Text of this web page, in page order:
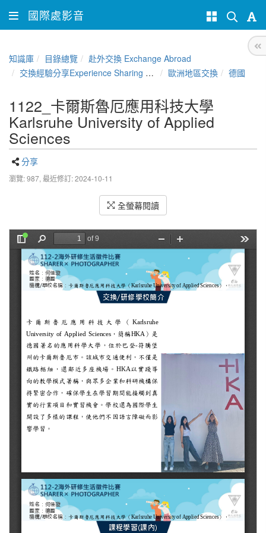
國際處影音
知識庫 目錄總覽
赴外交換 Exchange Abroad
交換經驗分享Experience Sharing of NCHU Exchange Program
歐洲地區交換 德國
1122_卡爾斯魯厄應用科技大學
Karlsruhe University of Applied
Sciences
分享
瀏覽: 987, 最近修訂: 2024-10-11
全螢幕閱讀